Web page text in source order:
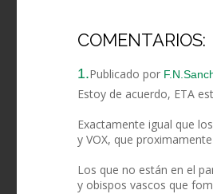
COMENTARIOS:
1.Publicado por
Estoy de acuerdo, ETA
Exactamente igual que
y VOX, que
Los que no están en el
y obispos vascos que